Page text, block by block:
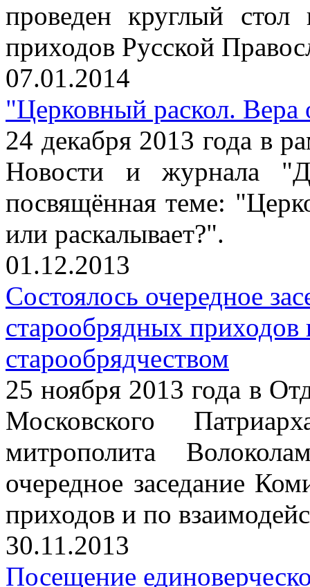
проведен круглый
приходов Русской
07.01.2014
"Церковный раскол. Вера
24 декабря 2013 года в
Новости и журнала
посвящённая теме:
или раскалывает?".
01.12.2013
Состоялось очередное
старообрядных
старообрядчеством
25 ноября 2013 года в
Московского
митрополита
очередное заседание
приходов и по
30.11.2013
Посещение